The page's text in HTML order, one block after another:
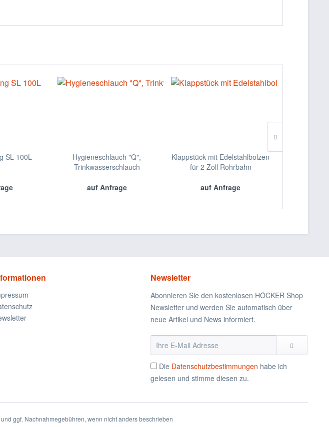
SL 100L
Hygieneschlauch "Q",
Trinkwasserschlauch
auf Anfrage
Klappstück mit Edelstahlbolzen
für 2 Zoll Rohrbahn
auf Anfrage
Newsletter
Abonnieren Sie den kostenlosen HÖCKER Shop
Newsletter und werden Sie automatisch über
neue Artikel und News informiert.
Die Datenschutzbestimmungen habe ich
gelesen und stimme diesen zu.
und ggf. Nachnahmegebühren, wenn nicht anders beschrieben